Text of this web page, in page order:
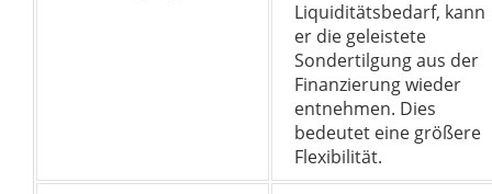
Liquiditätsbedarf, kann
er die geleistete
Sondertilgung aus der
Finanzierung wieder
entnehmen. Dies
bedeutet eine größere
Flexibilität.